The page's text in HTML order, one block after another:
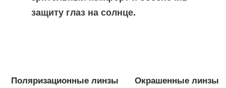
защиту глаз на солнце.
Поляризационные линзы Окрашенные линзы